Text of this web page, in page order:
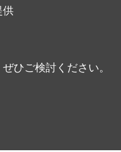
供
ひご検討ください。